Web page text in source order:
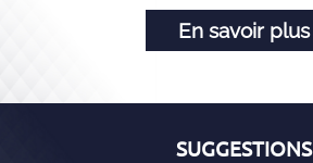
En savoir plus
SUGGESTIONS